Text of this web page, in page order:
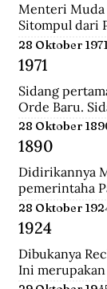
Menteri Muda
Sitompul dari
Medan
lapangan
Jusuf.
28 Oktober
1971
Sidang
Orde Baru.
parlemen
yaitu K.H.
Anak Agung
28 Oktober
1890
Didirikannya
pemerintaha
ini merupakan
Belanda
koleksi
28 Oktober
1924
Dibukanya
Ini
yang didirikan